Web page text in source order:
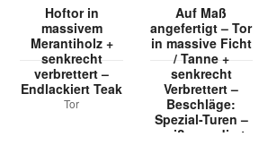
Hoftor in
massivem
Merantiholz +
senkrecht
verbrettert –
Endlackiert Teak
Tor
Auf Maß
angefertigt – Tor
in massive Ficht
/ Tanne +
senkrecht
Verbrettert –
Beschläge:
Spezial-Turen –
weiß grundiert